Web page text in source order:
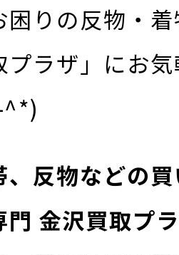
困りの反物・
プラザ」にお
、反物などの
門 金沢買取プ